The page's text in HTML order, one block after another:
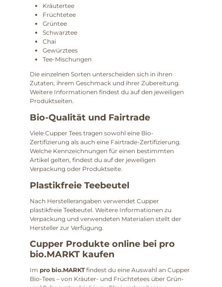
Kräutertee
Früchtetee
Grüntee
Schwarztee
Chai
Gewürztees
Tee-Mischungen
Die einzelnen Sorten unterscheiden sich in ihren
Zutaten, ihrem Geschmack und ihrer Zubereitung.
Weitere Informationen findest du auf den jeweiligen
Produktseiten.
Bio-Qualität und Fairtrade
Viele Cupper Tees tragen sowohl eine Bio-
Zertifizierung als auch eine Fairtrade-Zertifizierung.
Welche Kennzeichnungen für einen bestimmten
Artikel gelten, findest du auf der jeweiligen
Verpackung oder Produktseite.
Plastikfreie Teebeutel
Nach Herstellerangaben verwendet Cupper
plastikfreie Teebeutel. Weitere Informationen zu
Verpackung und verwendeten Materialien stellt der
Hersteller zur Verfügung.
Cupper Produkte online bei pro
bio.MARKT kaufen
Im pro bio.MARKTfindest du eine Auswahl an Cupper
Bio-Tees – von Kräuter- und Früchtetees über Grün-